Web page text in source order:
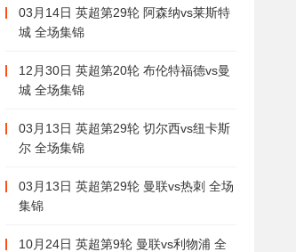
03月14日 英超第29轮 阿森纳vs莱斯特
城 全场集锦
12月30日 英超第20轮 布伦特福德vs曼
城 全场集锦
03月13日 英超第29轮 切尔西vs纽卡斯
尔 全场集锦
03月13日 英超第29轮 曼联vs热刺 全场
集锦
10月24日 英超第9轮 曼联vs利物浦 全